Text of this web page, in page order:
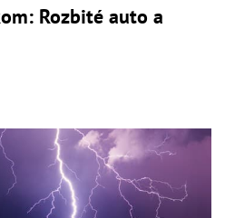
Rozbité auto a